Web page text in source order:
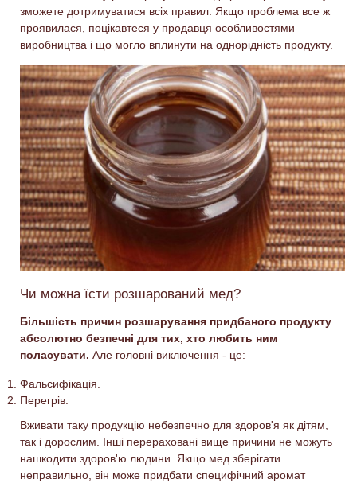
зможете дотримуватися всіх правил. Якщо проблема все ж
проявилася, поцікавтеся у продавця особливостями
виробництва і що могло вплинути на однорідність продукту.
Чи можна їсти розшарований мед?
Більшість причин розшарування придбаного продукту
абсолютно безпечні для тих, хто любить ним
поласувати. Але головні виключення - це:
Фальсифікація.
Перегрів.
Вживати таку продукцію небезпечно для здоров'я як дітям,
так і дорослим. Інші перераховані вище причини не можуть
нашкодити здоров'ю людини. Якщо мед зберігати
неправильно, він може придбати специфічний аромат